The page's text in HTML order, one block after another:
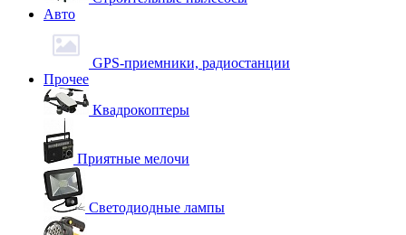
Авто
GPS-приемники, радиостанции
Прочее
Квадрокоптеры
Приятные мелочи
Светодиодные лампы